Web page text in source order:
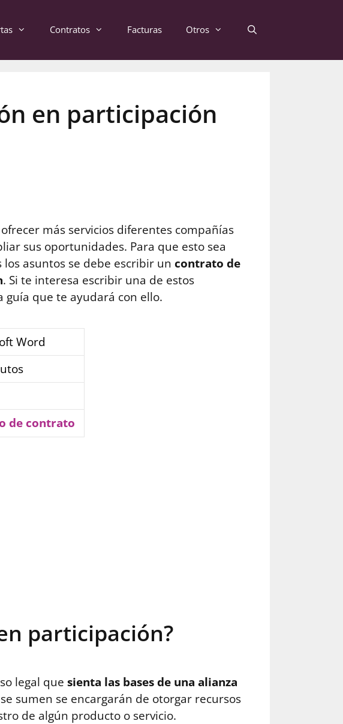
Contratos Facturas Otros
en participación
más servicios diferentes compañías
sus oportunidades. Para que esto sea
asuntos se debe escribir un contrato de
. Si te interesa escribir una de estos
que te ayudará con ello.
Word
de contrato
participación?
legal que sienta las bases de una alianza
sumen se encargarán de otorgar recursos
de algún producto o servicio.